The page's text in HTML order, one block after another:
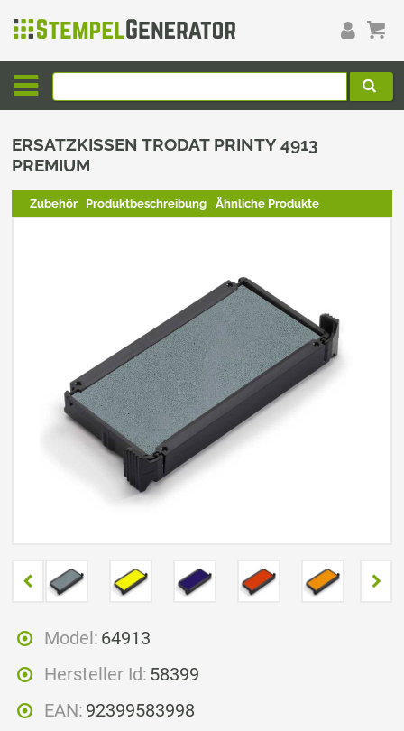
ERSATZKISSEN TRODAT PRINTY 4913
PREMIUM
Zubehör Produktbeschreibung Ähnliche Produkte
Model: 64913
Hersteller Id: 58399
EAN: 92399583998